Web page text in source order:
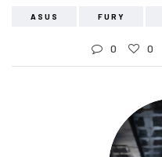
ASUS FURY
0 0